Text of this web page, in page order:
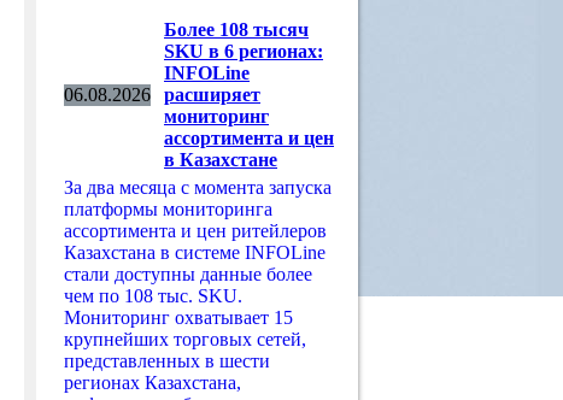
06.08.2026
Более 108 тысяч
SKU в 6 регионах:
INFOLine
расширяет
мониторинг
ассортимента и цен
в Казахстане
За два месяца с момента запуска
платформы мониторинга
ассортимента и цен ритейлеров
Казахстана в системе INFOLine
стали доступны данные более
чем по 108 тыс. SKU.
Мониторинг охватывает 15
крупнейших торговых сетей,
представленных в шести
регионах Казахстана,